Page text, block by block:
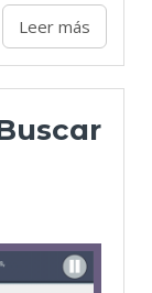
Leer más